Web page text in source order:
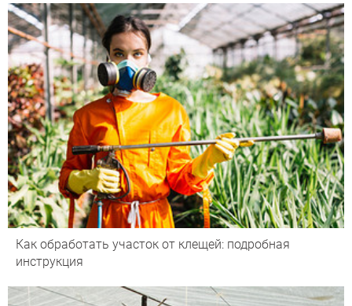
Как обработать участок от клещей: подробная
инструкция